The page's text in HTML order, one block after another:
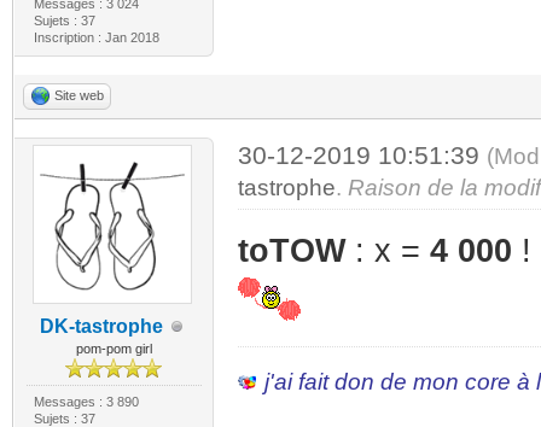
Messages : 3 024
Sujets : 37
Inscription : Jan 2018
Site web
DK-tastrophe
pom-pom girl
Messages : 3 890
Sujets : 37
30-12-2019 10:51:39
tastrophe. Raison de la
toTOW : x = 4 000 !
j'ai fait don de mon core à